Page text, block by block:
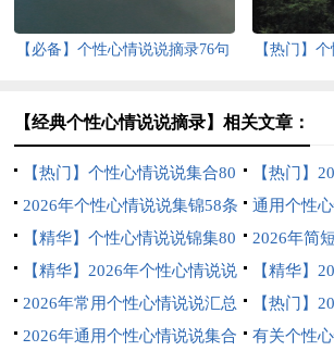
【必备】个性心情说说摘录76句 【热门】
【经典个性心情说说摘录】相关文章：
【热门】个性心情说说集合80
句
【热门】
38句
2026年个性心情说说集锦58条
通用个性
【精华】个性心情说说锦集80
句
2026年简
总64条
【精华】2026年个性心情说说
锦集49句
【精华】
汇总98条
2026年常用个性心情说说汇总
96句
【热门】
摘录55条
2026年通用个性心情说说集合 有关个性